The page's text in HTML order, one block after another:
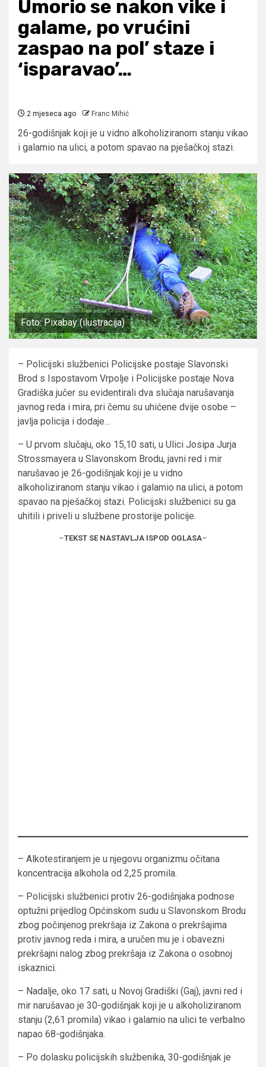
Umorio se nakon vike i
galame, po vrućini
zaspao na pol’ staze i
‘isparavao’…
2 mjeseca ago Franc Mihić
26-godišnjak koji je u vidno alkoholiziranom stanju vikao
i galamio na ulici, a potom spavao na pješačkoj stazi.
Foto: Pixabay (ilustracija)
– Policijski službenici Policijske postaje Slavonski
Brod s Ispostavom Vrpolje i Policijske postaje Nova
Gradiška jučer su evidentirali dva slučaja narušavanja
javnog reda i mira, pri čemu su uhićene dvije osobe –
javlja policija i dodaje…
– U prvom slučaju, oko 15,10 sati, u Ulici Josipa Jurja
Strossmayera u Slavonskom Brodu, javni red i mir
narušavao je 26-godišnjak koji je u vidno
alkoholiziranom stanju vikao i galamio na ulici, a potom
spavao na pješačkoj stazi. Policijski službenici su ga
uhitili i priveli u službene prostorije policije.
–TEKST SE NASTAVLJA ISPOD OGLASA–
– Alkotestiranjem je u njegovu organizmu očitana
koncentracija alkohola od 2,25 promila.
– Policijski službenici protiv 26-godišnjaka podnose
optužni prijedlog Općinskom sudu u Slavonskom Brodu
zbog počinjenog prekršaja iz Zakona o prekršajima
protiv javnog reda i mira, a uručen mu je i obavezni
prekršajni nalog zbog prekršaja iz Zakona o osobnoj
iskaznici.
– Nadalje, oko 17 sati, u Novoj Gradiški (Gaj), javni red i
mir narušavao je 30-godišnjak koji je u alkoholiziranom
stanju (2,61 promila) vikao i galamio na ulici te verbalno
napao 68-godišnjaka.
– Po dolasku policijskih službenika, 30-godišnjak je